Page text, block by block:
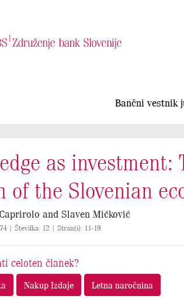
Bančni vestnik
as
of the Slovenian
and Slaven Mićković
| Številka: 12 | Stran(i): 11-19
celoten članek?
Nakup Izdaje Letna naročnina